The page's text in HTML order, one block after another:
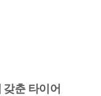
춘 타이어